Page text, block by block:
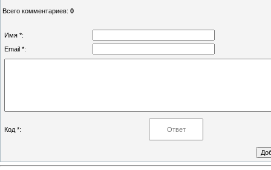
Всего комментариев: 0
Имя *:
Email *:
Код *: